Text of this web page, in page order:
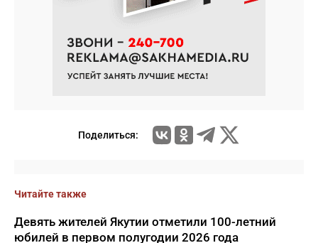
Поделиться:
Читайте также
Девять жителей Якутии отметили 100-летний
юбилей в первом полугодии 2026 года